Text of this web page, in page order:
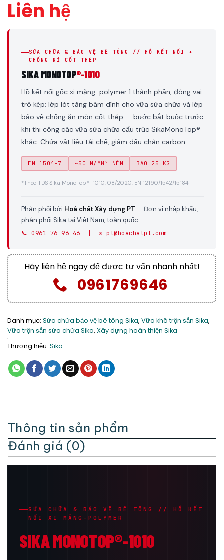
Liên hệ
SỬA CHỮA & BẢO VỆ BÊ TÔNG // HỒ KẾT NỐI +
CHỐNG RỈ CỐT THÉP
SIKA MONOTOP®-1010
Hồ kết nối gốc xi măng-polymer 1 thành phần, đóng vai
trò kép: lớp lót tăng bám dính cho vữa sửa chữa và lớp
bảo vệ chống ăn mòn cốt thép — bước bắt buộc trước
khi thi công các vữa sửa chữa cấu trúc SikaMonoTop®
khác. Chứa vật liệu tái chế, giảm dấu chân carbon.
EN 1504-7 ~50 N/MM² NÉN BAO 25 KG
*Theo TDS Sika MonoTop®-1010, 08/2020, EN 12190/1542/15184
Phân phối bởi Hoá chất Xây dựng PT — Đơn vị nhập khẩu,
phân phối Sika tại Việt Nam, toàn quốc
📞 0961 76 96 46 | ✉️ pt@hoachatpt.com
Hãy liên hệ ngay để được tư vấn nhanh nhất!
0961769646
Danh mục: Sửa chữa bảo vệ bê tông Sika, Vữa khô trộn sẵn Sika,
Vữa trộn sẵn sửa chữa Sika, Xây dựng hoàn thiện Sika
Thương hiệu: Sika
Thông tin sản phẩm
Đánh giá (0)
SỬA CHỮA & BẢO VỆ BÊ TÔNG // HỒ KẾT
NỐI XI MĂNG-POLYMER
SIKA MONOTOP®-1010